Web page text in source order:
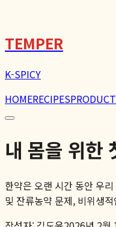
TEMPER
K-SPICY
HOMERECIPES
내 몸을 위한
한약은 오랜 시간 동안 우
및 잔류농약 문제, 비위생